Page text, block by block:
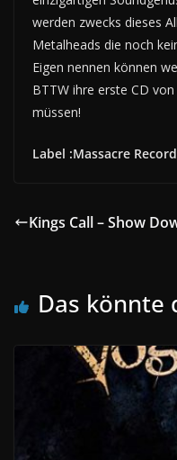
werden zwecks dieses
Metalheads die noch
Eigen nennen können
BTTW ihre erste CD
müssen!
Label :Massacre
Kings Call – Show
Das könnte